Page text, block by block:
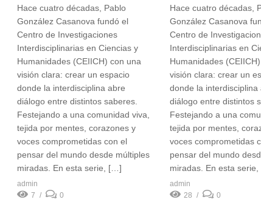
Hace cuatro décadas, Pablo
González Casanova fundó el
Centro de Investigaciones
Interdisciplinarias en Ciencias y
Humanidades (CEIICH) con una
visión clara: crear un espacio
donde la interdisciplina abre
diálogo entre distintos saberes.
Festejando a una comunidad viva,
tejida por mentes, corazones y
voces comprometidas con el
pensar del mundo desde múltiples
miradas. En esta serie, […]
admin
7
0
Hace cuatro décadas,
González Casanova
Centro de
Interdisciplinarias en
Humanidades
visión clara: crear un
donde la interdisciplina
diálogo entre distintos
Festejando a una
tejida por mentes,
voces comprometidas
pensar del mundo
miradas. En esta
admin
28
0